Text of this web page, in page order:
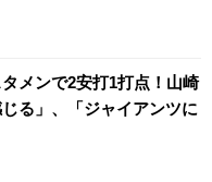
メンで2安打1打点！山崎
る」、「ジャイアンツに